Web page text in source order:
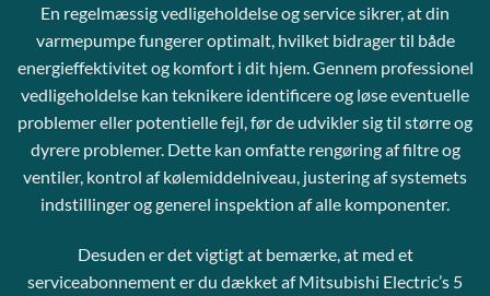
En regelmæssig vedligeholdelse og service sikrer, at din
varmepumpe fungerer optimalt, hvilket bidrager til både
energieffektivitet og komfort i dit hjem. Gennem professionel
vedligeholdelse kan teknikere identificere og løse eventuelle
problemer eller potentielle fejl, før de udvikler sig til større og
dyrere problemer. Dette kan omfatte rengøring af filtre og
ventiler, kontrol af kølemiddelniveau, justering af systemets
indstillinger og generel inspektion af alle komponenter.
Desuden er det vigtigt at bemærke, at med et
serviceabonnement er du dækket af Mitsubishi Electric’s 5